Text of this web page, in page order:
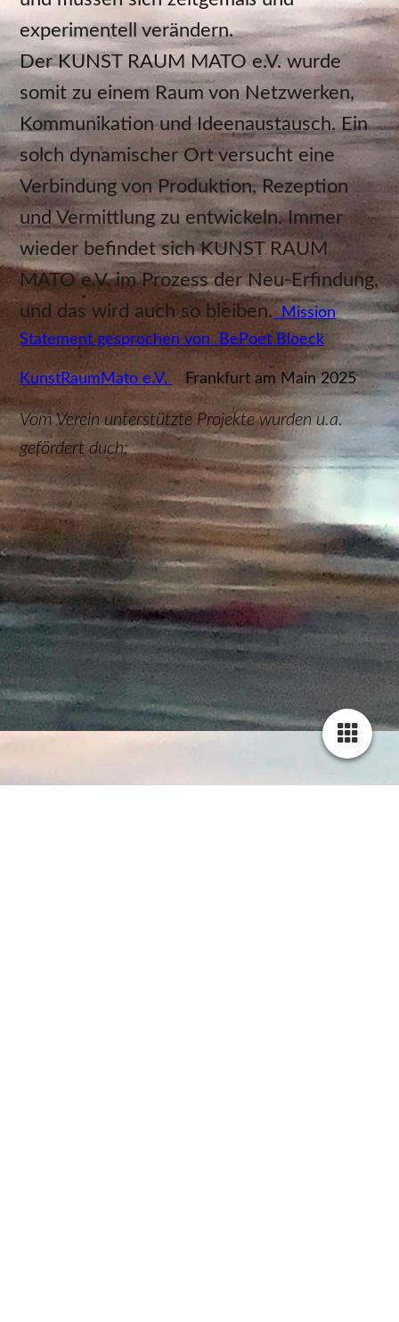
experimentell verändern.
Der KUNST RAUM MATO e.V. wurde
somit zu einem Raum von Netzwerken,
Kommunikation und Ideenaustausch. Ein
solch dynamischer Ort versucht eine
Verbindung von Produktion, Rezeption
und Vermittlung zu entwickeln. Immer
wieder befindet sich KUNST RAUM
MATO e.V. im Prozess der Neu-Erfindung,
und das wird auch so bleiben. Mission
Statement gesprochen von
BePoet Bloeck
KunstRaumMato e.V. Frankfurt am Main 2025
Vom Verein unterstützte Projekte wurden u.a.
gefördert duch: